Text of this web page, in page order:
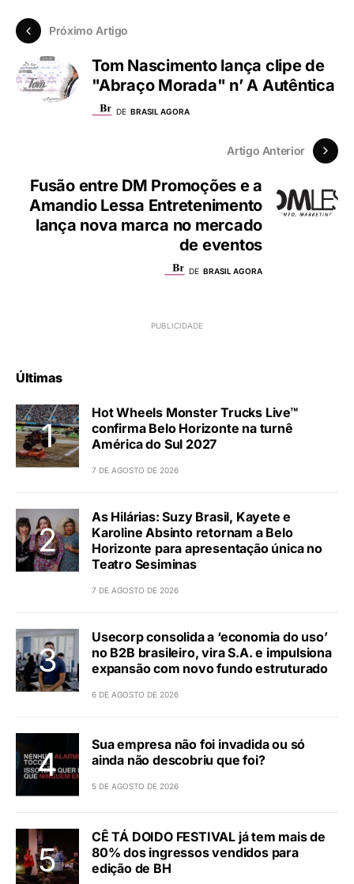
Próximo Artigo
Tom Nascimento lança clipe de
"Abraço Morada" n’ A Autêntica
DE BRASIL AGORA
Artigo Anterior
Fusão entre DM Promoções e a
Amandio Lessa Entretenimento
lança nova marca no mercado
de eventos
DE BRASIL AGORA
Últimas
Hot Wheels Monster Trucks Live™
confirma Belo Horizonte na turnê
América do Sul 2027
7 DE AGOSTO DE 2026
As Hilárias: Suzy Brasil, Kayete e
Karoline Absinto retornam a Belo
Horizonte para apresentação única no
Teatro Sesiminas
7 DE AGOSTO DE 2026
Usecorp consolida a ‘economia do uso’
no B2B brasileiro, vira S.A. e impulsiona
expansão com novo fundo estruturado
6 DE AGOSTO DE 2026
Sua empresa não foi invadida ou só
ainda não descobriu que foi?
5 DE AGOSTO DE 2026
CÊ TÁ DOIDO FESTIVAL já tem mais de
80% dos ingressos vendidos para
edição de BH